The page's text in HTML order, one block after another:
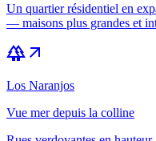
Un quartier résidentiel en
— maisons plus grandes et
forestarrow_outward
Los Naranjos
Vue mer depuis la colline